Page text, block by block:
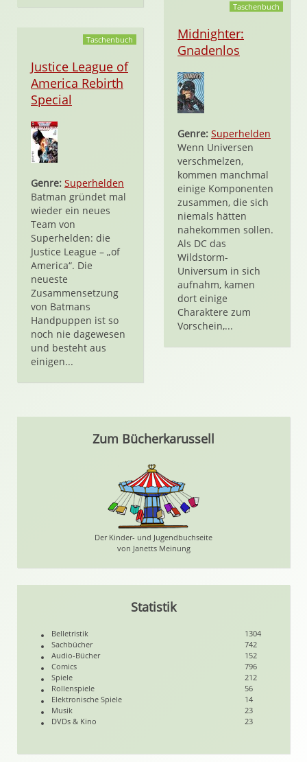
Taschenbuch
Justice League of
America Rebirth
Special
Genre: Superhelden
Batman gründet mal
wieder ein neues
Team von
Superhelden: die
Justice League – „of
America“. Die
neueste
Zusammensetzung
von Batmans
Handpuppen ist so
noch nie dagewesen
und besteht aus
einigen...
Taschenbuch
Midnighter:
Gnadenlos
Genre: Superhelden
Wenn Universen
verschmelzen,
kommen manchmal
einige Komponenten
zusammen, die sich
niemals hätten
nahekommen sollen.
Als DC das
Wildstorm-
Universum in sich
aufnahm, kamen
dort einige
Charaktere zum
Vorschein,...
Zum Bücherkarussell
Der Kinder- und Jugendbuchseite
von Janetts Meinung
Statistik
Belletristik
1304
Sachbücher
742
Audio-Bücher
152
Comics
796
Spiele
212
Rollenspiele
56
Elektronische Spiele
14
Musik
23
DVDs & Kino
23